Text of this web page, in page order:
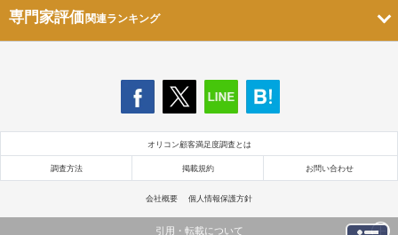
専門家評価関連ランキング
オリコン顧客満足度調査とは
調査方法 掲載規約 お問い合わせ
会社概要 個人情報保護方針
引用・転載について